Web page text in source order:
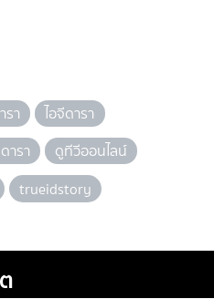
รา
ไอจีดารา
ารา
ดูทีวีออนไลน์
trueidstory